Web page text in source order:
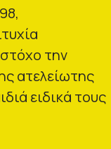
την
ατελείωτης
ειδικά τους